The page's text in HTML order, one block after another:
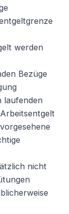
werden
Bezüge
laufenden
nicht